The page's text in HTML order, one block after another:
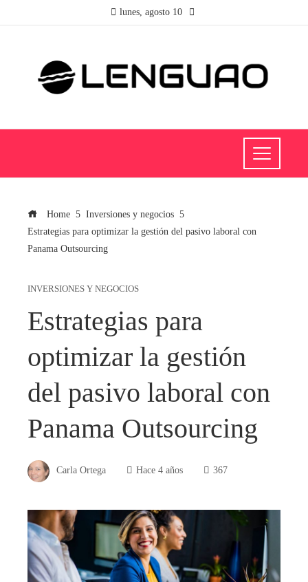
lunes, agosto 10
Home
Inversiones y negocios
Estrategias para optimizar la gestión del pasivo laboral con
Panama Outsourcing
INVERSIONES Y NEGOCIOS
Estrategias para
optimizar la gestión
del pasivo laboral con
Panama Outsourcing
Carla Ortega Hace 4 años 367